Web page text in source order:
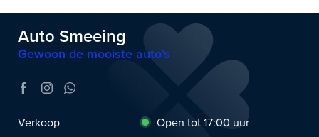
Auto Smeeing
Gewoon de mooiste auto’s
Verkoop
Open tot 17:00 uur